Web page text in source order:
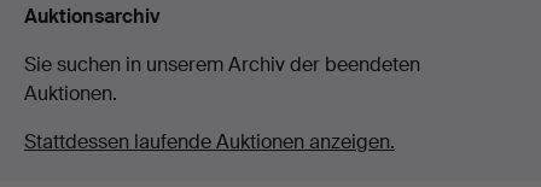
Auktionsarchiv
Sie suchen in unserem Archiv der beendeten
Auktionen.
Stattdessen laufende Auktionen anzeigen.